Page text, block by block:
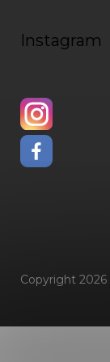
Instagram
Copyright 2026